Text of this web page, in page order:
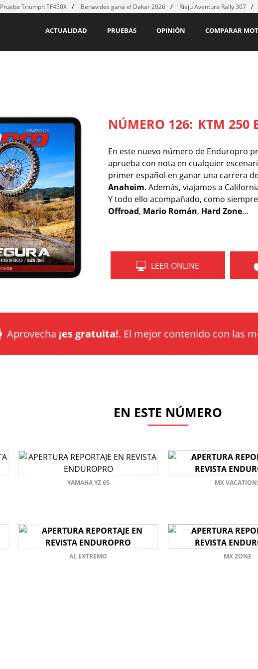
Prueba Triumph TF450X Benavides gana el Dakar 2026 Rieju Aventura Rally 307
COMPARAR
OPINIÓN
PRUEBAS
ACTUALIDAD
NÚMERO 126: KTM 250
En este nuevo número de Enduropro
aprueba con nota en cualquier
primer español en ganar una carrera
Anaheim. Además, viajamos a
Y todo ello acompañado, como
Offroad, Mario Román, Hard Zone…
LEER ONLINE
Aprovecha ¡es gratuita!. El mejor contenido con las
EN ESTE NÚMERO
YAMAHA YZ 65 MX
AL EXTREMO MX ZONE